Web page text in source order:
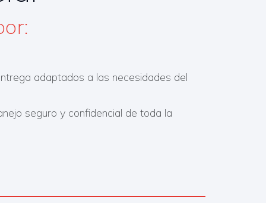
adaptados a las necesidades del
seguro y confidencial de toda la